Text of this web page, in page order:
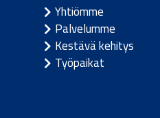
Yhtiömme
Palvelumme
Kestävä kehitys
Työpaikat